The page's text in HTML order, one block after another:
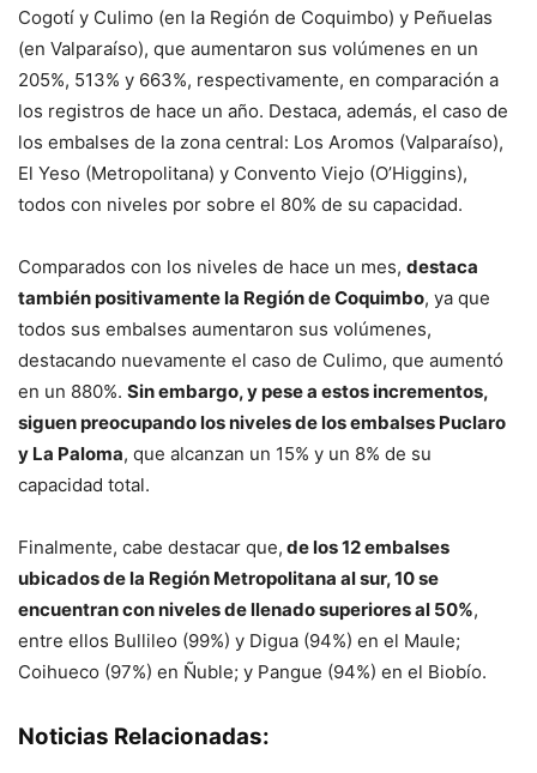
Cogotí y Culimo (en la Región de Coquimbo) y Peñuelas
(en Valparaíso), que aumentaron sus volúmenes en un
205%, 513% y 663%, respectivamente, en comparación a
los registros de hace un año. Destaca, además, el caso de
los embalses de la zona central: Los Aromos (Valparaíso),
El Yeso (Metropolitana) y Convento Viejo (O’Higgins),
todos con niveles por sobre el 80% de su capacidad.
Comparados con los niveles de hace un mes, destaca
también positivamente la Región de Coquimbo, ya que
todos sus embalses aumentaron sus volúmenes,
destacando nuevamente el caso de Culimo, que aumentó
en un 880%. Sin embargo, y pese a estos incrementos,
siguen preocupando los niveles de los embalses Puclaro
y La Paloma, que alcanzan un 15% y un 8% de su
capacidad total.
Finalmente, cabe destacar que, de los 12 embalses
ubicados de la Región Metropolitana al sur, 10 se
encuentran con niveles de llenado superiores al 50%,
entre ellos Bullileo (99%) y Digua (94%) en el Maule;
Coihueco (97%) en Ñuble; y Pangue (94%) en el Biobío.
Noticias Relacionadas: